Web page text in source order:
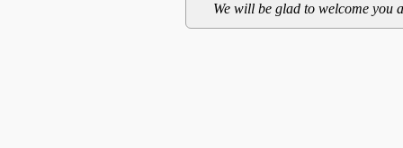
We will be glad to welcome